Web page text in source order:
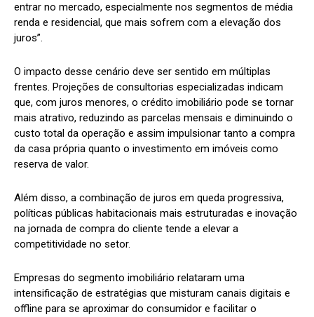
entrar no mercado, especialmente nos segmentos de média
renda e residencial, que mais sofrem com a elevação dos
juros”.
O impacto desse cenário deve ser sentido em múltiplas
frentes. Projeções de consultorias especializadas indicam
que, com juros menores, o crédito imobiliário pode se tornar
mais atrativo, reduzindo as parcelas mensais e diminuindo o
custo total da operação e assim impulsionar tanto a compra
da casa própria quanto o investimento em imóveis como
reserva de valor.
Além disso, a combinação de juros em queda progressiva,
políticas públicas habitacionais mais estruturadas e inovação
na jornada de compra do cliente tende a elevar a
competitividade no setor.
Empresas do segmento imobiliário relataram uma
intensificação de estratégias que misturam canais digitais e
offline para se aproximar do consumidor e facilitar o